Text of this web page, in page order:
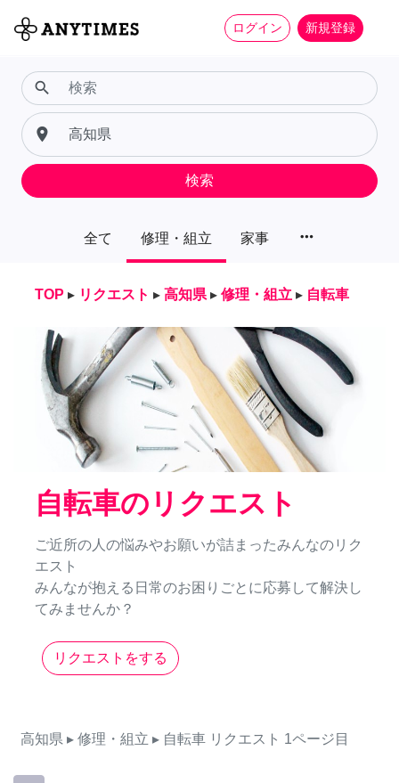
ログイン 新規登録
全て 修理・組立 家事 more_horiz
search
place
検索
TOP ▸ リクエスト ▸ 高知県 ▸ 修理・組立 ▸ 自転車
自転車のリクエスト
ご近所の人の悩みやお願いが詰まったみんなのリク
エスト
みんなが抱える日常のお困りごとに応募して解決し
てみませんか？
リクエストをする
高知県 ▸ 修理・組立 ▸ 自転車 リクエスト 1ページ目